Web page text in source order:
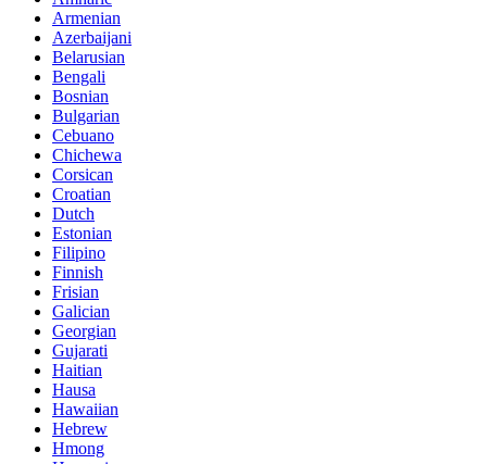
Armenian
Azerbaijani
Belarusian
Bengali
Bosnian
Bulgarian
Cebuano
Chichewa
Corsican
Croatian
Dutch
Estonian
Filipino
Finnish
Frisian
Galician
Georgian
Gujarati
Haitian
Hausa
Hawaiian
Hebrew
Hmong